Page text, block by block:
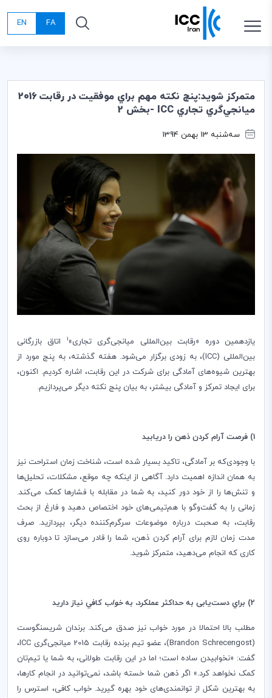
FA
EN
متمركز شويد:پنج نكته مهم براي موفقيت در رقابت 2016
ميانجي‌گري تجاري ICC -بخش 2
سه‌شنبه 13 بهمن 1394
یازدهمین دوره «رقابت بین‌المللی میانجی‌گری تجاری»1
اتاق بازرگانی
بین‌المللی (ICC)، به زودی برگزار می‌شود. هفته گذشته، به پنج مورد از
بهترین شیوه‌های آمادگی برای شرکت در این رقابت، اشاره کردیم. اکنون،
برای ایجاد تمرکز و آمادگی بیشتر، به بیان پنج نکته دیگر می‌پردازیم.
1) فرصت آرام کردن ذهن را دریابید
با وجودی‌که بر آمادگی، تاکید بسیار شده است، شناخت زمان استراحت نیز
به همان اندازه اهمیت دارد. آگاهی از اینکه چه موقع، مشکلات، تحلیل‌ها
و تنش‌ها را از خود دور کنید، به شما در مقابله با فشارها کمک می‌کند.
زمانی را به گفت‌وگو با هم‌تیمی‌های خود اختصاص دهید و فارغ از بحث
رقابت، به صحبت درباره موضوعات سرگرم‌کننده دیگر، بپردازید. صرف
مدت زمان لازم برای آرام کردن ذهن، شما را قادر می‌سازد تا دوباره روی
کاری که انجام می‌دهید، متمرکز شوید.
2) براي دست‌یابی به حداکثر عملکرد، بهخواب كافي نياز داريد
مطلب بالا احتمالا در مورد خواب نیز صدق می‌کند. برندان شریسنگوست
(
Brandon Schrecengost)، عضو تیم برنده رقابت 2015 میانجی‌گری ICC،
گفت: «نخوابیدن ساده است؛ اما در این رقابت طولانی، به شما یا تیم‌تان
کمک نخواهد کرد.» اگر ذهن شما خسته باشد، نمی‌توانید در انجام کارها،
به بهترین شکل از توانمندی‌های خود بهره گیرید. خواب کافی، استرس را